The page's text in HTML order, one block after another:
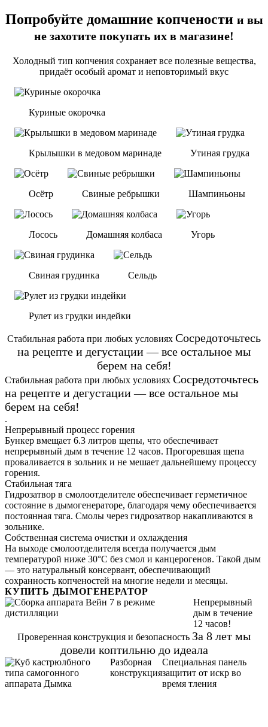
Попробуйте домашние копчености и вы
не захотите покупать их в магазине!
Холодный тип копчения сохраняет все полезные вещества,
придаёт особый аромат и неповторимый вкус
Куриные окорочка
Крылышки в медовом маринаде Утиная грудка
Осётр Cвиные ребрышки Шампиньоны
Лосось Домашняя колбаса Угорь
Свиная грудинка Сельдь
Рулет из грудки индейки
Стабильная работа при любых условиях Сосредоточьтесь
на рецепте и дегустации — все остальное мы
берем на себя!
Стабильная работа при любых условиях Сосредоточьтесь
на рецепте и дегустации — все остальное мы
берем на себя!
.
Непрерывный процесс горения
Бункер вмещает 6.3 литров щепы, что обеспечивает
непрерывный дым в течение 12 часов. Прогоревшая щепа
проваливается в зольник и не мешает дальнейшему процессу
горения.
Стабильная тяга
Гидрозатвор в смолоотделителе обеспечивает герметичное
состояние в дымогенераторе, благодаря чему обеспечивается
постоянная тяга. Смолы через гидрозатвор накапливаются в
зольнике.
Собственная система очистки и охлаждения
На выходе смолоотделителя всегда получается дым
температурой ниже 30°С без смол и канцерогенов. Такой дым
— это натуральный консервант, обеспечивающий
сохранность копченостей на многие недели и месяцы.
КУПИТЬ ДЫМОГЕНЕРАТОР
Непрерывный
дым в течение
12 часов!
Проверенная конструкция и безопасность За 8 лет мы
довели коптильню до идеала
Разборная
конструкция
Специальная панель
защитит от искр во
время тления